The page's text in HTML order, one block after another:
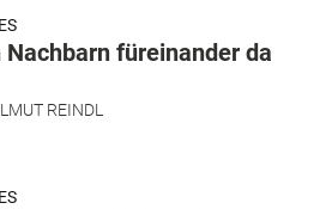
Nachbarn füreinander da
REINDL